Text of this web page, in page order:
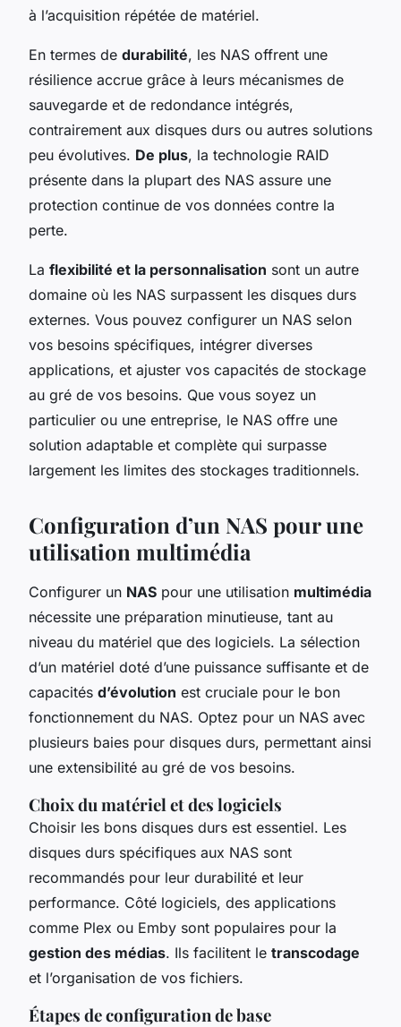
à l’acquisition répétée de matériel.
En termes de durabilité, les NAS offrent une
résilience accrue grâce à leurs mécanismes de
sauvegarde et de redondance intégrés,
contrairement aux disques durs ou autres solutions
peu évolutives. De plus, la technologie RAID
présente dans la plupart des NAS assure une
protection continue de vos données contre la
perte.
La flexibilité et la personnalisation sont un autre
domaine où les NAS surpassent les disques durs
externes. Vous pouvez configurer un NAS selon
vos besoins spécifiques, intégrer diverses
applications, et ajuster vos capacités de stockage
au gré de vos besoins. Que vous soyez un
particulier ou une entreprise, le NAS offre une
solution adaptable et complète qui surpasse
largement les limites des stockages traditionnels.
Configuration d’un NAS pour une
utilisation multimédia
Configurer un NAS pour une utilisation multimédia
nécessite une préparation minutieuse, tant au
niveau du matériel que des logiciels. La sélection
d’un matériel doté d’une puissance suffisante et de
capacités d’évolution est cruciale pour le bon
fonctionnement du NAS. Optez pour un NAS avec
plusieurs baies pour disques durs, permettant ainsi
une extensibilité au gré de vos besoins.
Choix du matériel et des logiciels
Choisir les bons disques durs est essentiel. Les
disques durs spécifiques aux NAS sont
recommandés pour leur durabilité et leur
performance. Côté logiciels, des applications
comme Plex ou Emby sont populaires pour la
gestion des médias. Ils facilitent le transcodage
et l’organisation de vos fichiers.
Étapes de configuration de base